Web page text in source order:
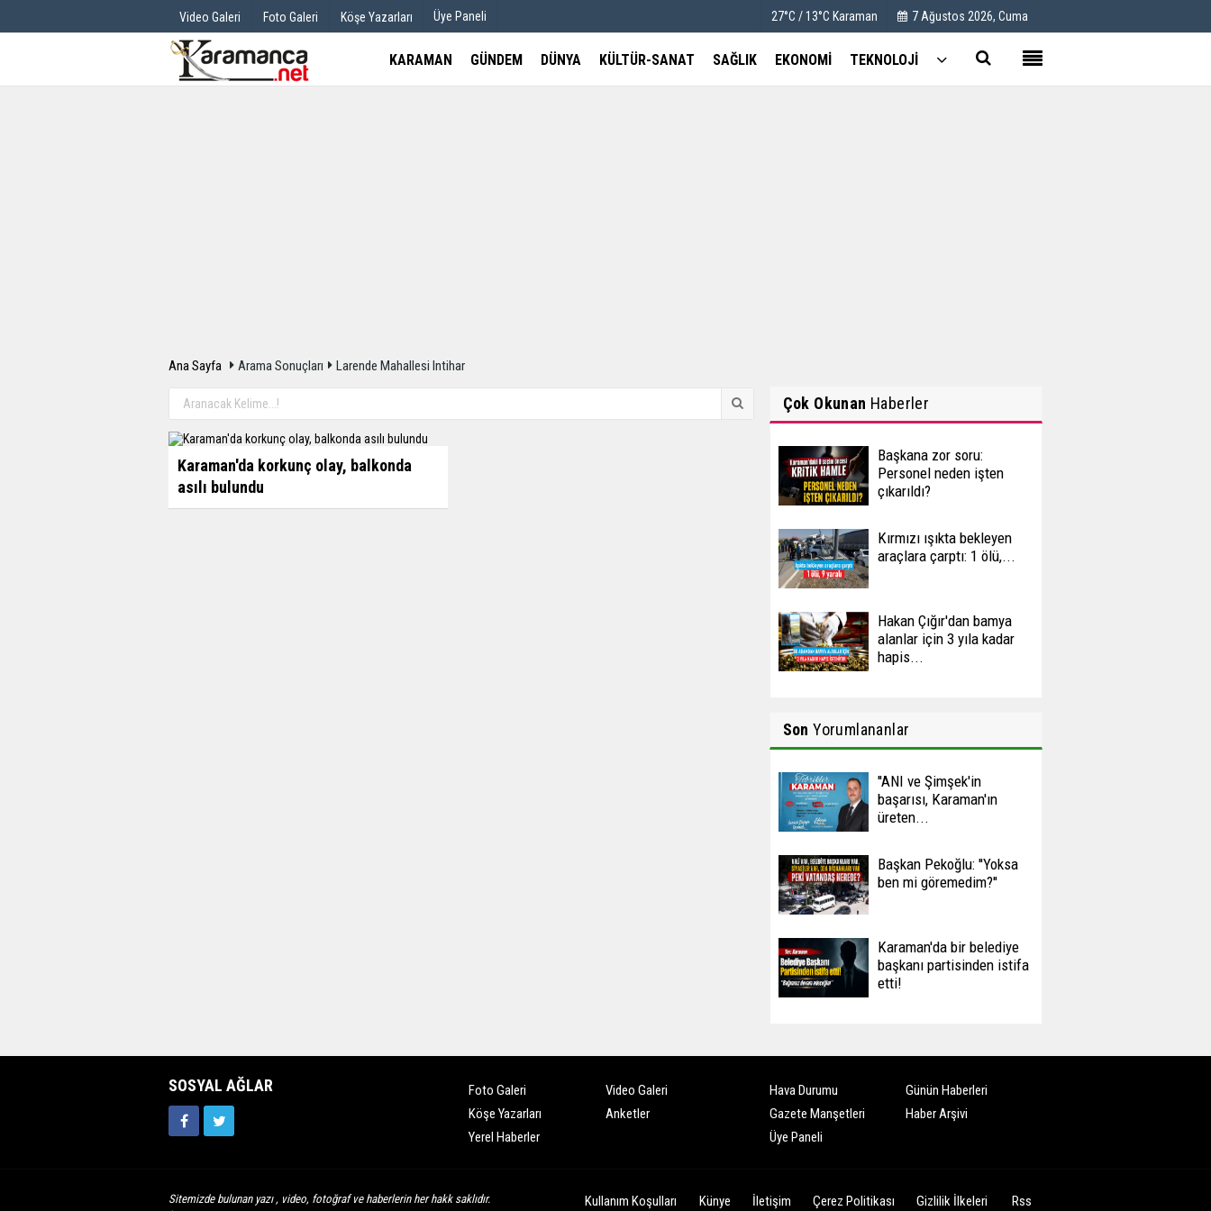
Video Galeri Foto Galeri Köşe Yazarları Üye Paneli 27°C / 13°C Karaman 7 Ağustos 2026, Cuma
KARAMAN GÜNDEM DÜNYA KÜLTÜR-SANAT SAĞLIK EKONOMİ TEKNOLOJİ
Ana Sayfa Arama Sonuçları Larende Mahallesi Intihar
Karaman'da korkunç olay, balkonda
asılı bulundu
Çok Okunan Haberler
Başkana zor soru:
Personel neden işten
çıkarıldı?
Kırmızı ışıkta bekleyen
araçlara çarptı: 1 ölü,...
Hakan Çığır'dan bamya
alanlar için 3 yıla kadar
hapis...
Son Yorumlananlar
''ANI ve Şimşek'in
başarısı, Karaman'ın
üreten...
Başkan Pekoğlu: ''Yoksa
ben mi göremedim?''
Karaman'da bir belediye
başkanı partisinden istifa
etti!
SOSYAL AĞLAR Foto Galeri
Video Galeri
Köşe Yazarları
Anketler
Yerel Haberler
Hava Durumu
Günün Haberleri
Gazete Manşetleri
Haber Arşivi
Üye Paneli
Sitemizde bulunan yazı , video, fotoğraf ve haberlerin her hakk saklıdır.
Kullanım Koşulları Künye İletişim Çerez Politikası Gizlilik İlkeleri Rss